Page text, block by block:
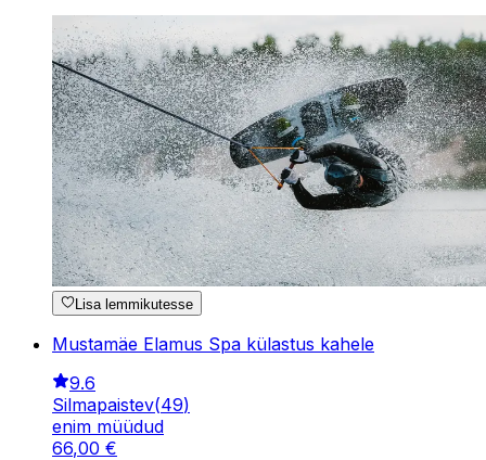
Lisa lemmikutesse
Mustamäe Elamus Spa külastus kahele
9.6
Silmapaistev(49)
enim müüdud
66,00 €